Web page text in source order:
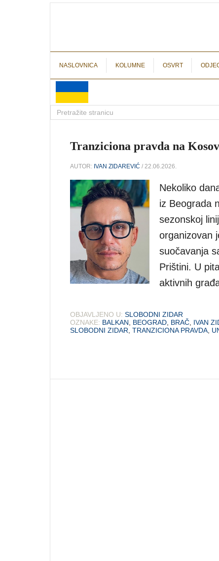
NASLOVNICA KOLUMNE OSVRT
Tranziciona pravda na
AUTOR: IVAN ZIDAREVIĆ / 22.06.2026.
Nekoliko
iz Beograda
sezonskoj
organizovan
suočavanja
Prištini. U
aktivnih
OBJAVLJENO U: SLOBODNI ZIDAR
OZNAKE: BALKAN BEOGRAD BRAČ IVAN
SLOBODNI ZIDAR TRANZICIONA PRAVDA